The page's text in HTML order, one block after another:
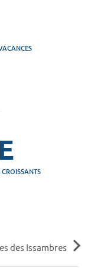
des Issambres